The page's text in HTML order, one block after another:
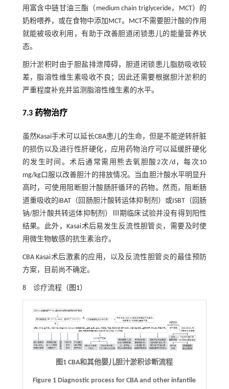
用富含中链甘油三酯（medium chain triglyceride，MCT）的
奶粉喂养，或在食物中添加MCT。MCT不需要胆汁酸的作用
就能被吸收利用，有助于改善胆道闭锁患儿的能量营养状
态。
胆汁淤积时由于胆盐排泄障碍，胆道闭锁患儿脂肪吸收较
差，脂溶性维生素吸收不良；因此还需要根据胆汁淤积的
严重程度补充并监测脂溶性维生素的水平。
7.3 药物治疗
虽然Kasai手术可以延长CBA患儿的生命，但是不能逆转肝脏
的损伤以及进行性肝硬化，应用药物治疗可以延缓肝硬化
的发生时间。术后通常需用熊去氧胆酸2次/d，每次10
mg/kg口服以改善胆汁的排放情况。当血胆汁酸水平明显升
高时，可使用阻断胆汁酸肠肝循环的药物。然而，阻断肠
道重吸收的iBAT（回肠胆汁酸转运体抑制剂）或ISBT（回肠
钠/胆汁酸共转运体抑制剂）Ⅲ期临床试验并没有得到阳性
结果。此外，Kasai术后易发生反流性胆管炎，需要及时使
用微生物敏感的抗生素治疗。
CBA Kasai术后激素的应用，以及反流性胆管炎的最佳预防
方案，目前尚不确定。
8 诊疗流程（ 图1）
图1 CBA和其他婴儿胆汁淤积诊断流程
Figure 1 Diagnostic process for CBA and other infantile